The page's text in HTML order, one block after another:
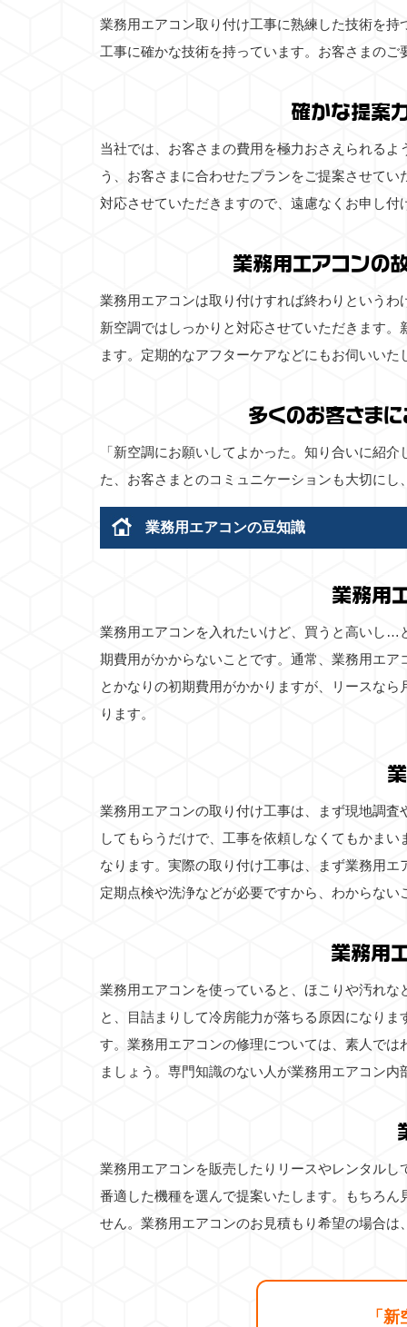
業務用エアコン取り付け工事に熟練した技術を
工事に確かな技術を持っています。お客さまの
確かな提案
当社では、お客さまの費用を極力おさえられる
う、お客さまに合わせたプランをご提案させて
対応させていただきますので、遠慮なくお申し付
業務用エアコンの
業務用エアコンは取り付けすれば終わりという
新空調ではしっかりと対応させていただきます
ます。定期的なアフターケアなどにもお伺いい
多くのお客さま
「新空調にお願いしてよかった。知り合いに紹
た、お客さまとのコミュニケーションも大切に
業務用エアコンの豆知識
業務用
業務用エアコンを入れたいけど、買うと高いし…
期費用がかからないことです。通常、業務用エ
とかなりの初期費用がかかりますが、リースな
ります。
業務用エアコンの取り付け工事は、まず現地調
してもらうだけで、工事を依頼しなくてもかま
なります。実際の取り付け工事は、まず業務用
定期点検や洗浄などが必要ですから、わからな
業務用
業務用エアコンを使っていると、ほこりや汚れ
と、目詰まりして冷房能力が落ちる原因になり
す。業務用エアコンの修理については、素人で
ましょう。専門知識のない人が業務用エアコン
業務用エアコンを販売したりリースやレンタル
番適した機種を選んで提案いたします。もちろ
せん。業務用エアコンのお見積もり希望の場合
「